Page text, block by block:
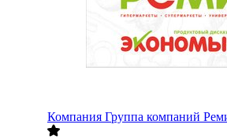
Компания Группа компаний